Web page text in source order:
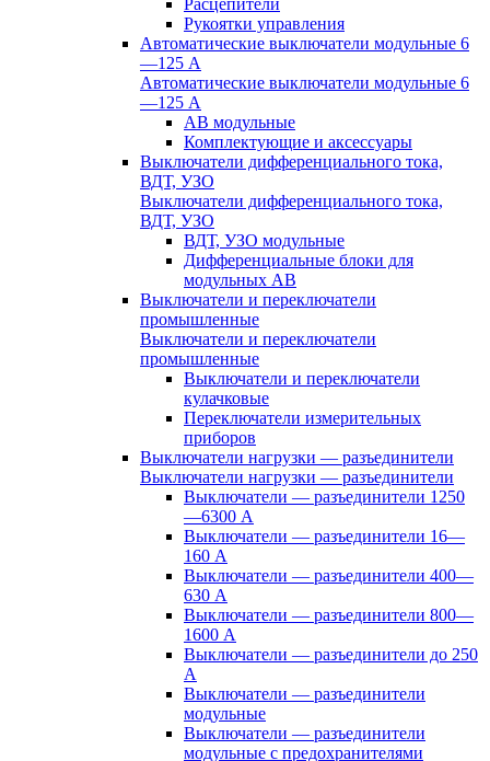
Расцепители
Рукоятки управления
Автоматические выключатели модульные 6
—125 А
Автоматические выключатели модульные 6
—125 А
АВ модульные
Комплектующие и аксессуары
Выключатели дифференциального тока,
ВДТ, УЗО
Выключатели дифференциального тока,
ВДТ, УЗО
ВДТ, УЗО модульные
Дифференциальные блоки для
модульных АВ
Выключатели и переключатели
промышленные
Выключатели и переключатели
промышленные
Выключатели и переключатели
кулачковые
Переключатели измерительных
приборов
Выключатели нагрузки — разъединители
Выключатели нагрузки — разъединители
Выключатели — разъединители 1250
—6300 А
Выключатели — разъединители 16—
160 А
Выключатели — разъединители 400—
630 А
Выключатели — разъединители 800—
1600 А
Выключатели — разъединители до 250
А
Выключатели — разъединители
модульные
Выключатели — разъединители
модульные с предохранителями